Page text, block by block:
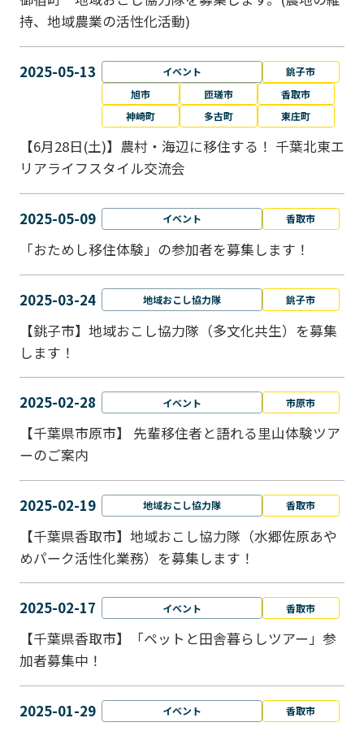
持、地域農業の活性化活動)
2025-05-13 イベント
銚子市
旭市
匝瑳市
香取市
神崎町
多古町 東庄町
【6月28日(土)】農村・海辺に移住する！ 千葉北東エ
リアライフスタイル交流会
2025-05-09 イベント 香取市
「おためし移住体験」の参加者を募集します！
2025-03-24 地域おこし協力隊 銚子市
【銚子市】地域おこし協力隊（多文化共生）を募集
します！
2025-02-28 イベント 市原市
【千葉県市原市】 先輩移住者と語れる里山体験ツア
ーのご案内
2025-02-19 地域おこし協力隊 香取市
【千葉県香取市】地域おこし協力隊（水郷佐原あや
めパーク活性化業務）を募集します！
2025-02-17 イベント 香取市
【千葉県香取市】「ペットと⽥舎暮らしツアー」参
加者募集中！
2025-01-29 イベント 香取市